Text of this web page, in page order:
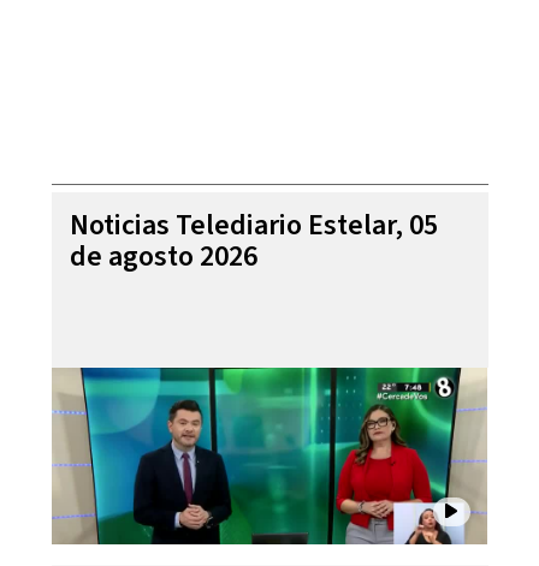
Noticias Telediario Estelar, 05
de agosto 2026